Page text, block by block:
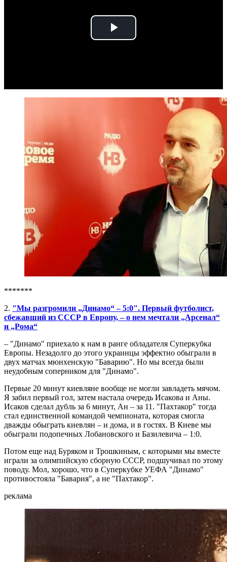
Play
*******
2. "Мы разгромили „Динамо“ – 5:0". Первый футболист,
сбежавший из СССР в Европу, – о нем мечтали „Арсенал“
и „Рома“
– "Динамо" приехало к нам в ранге обладателя Суперкубка
Европы. Незадолго до этого украинцы эффектно обыграли в
двух матчах мюнхенскую "Баварию". Но мы всегда были
неудобным соперником для "Динамо".
Первые 20 минут киевляне вообще не могли завладеть мячом.
Я забил первый гол, затем настала очередь Исакова и Аны.
Исаков сделал дубль за 6 минут, Ан – за 11. "Пахтакор" тогда
стал единственной командой чемпионата, которая смогла
дважды обыграть киевлян – и дома, и в гостях. В Киеве мы
обыграли подопечных Лобановского и Базилевича – 1:0.
Потом еще над Буряком и Трошкиным, с которыми мы вместе
играли за олимпийскую сборную СССР, подшучивал по этому
поводу. Мол, хорошо, что в Суперкубке УЕФА "Динамо"
противостояла "Бавария", а не "Пахтакор".
реклама